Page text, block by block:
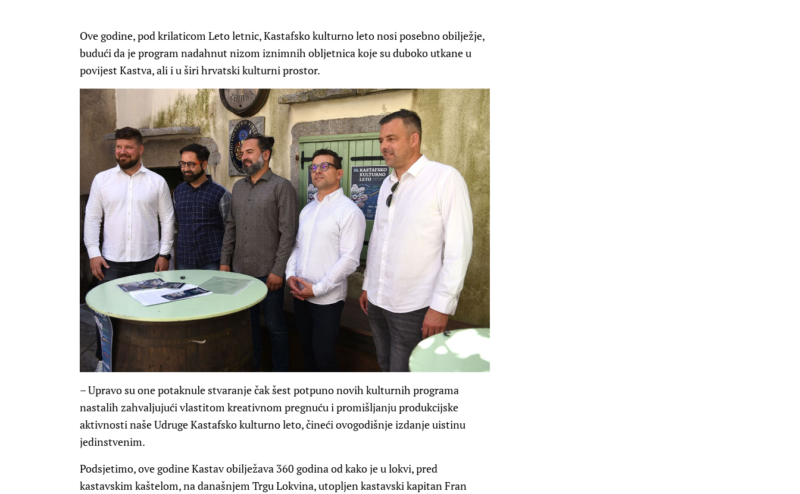
Ove godine, pod krilaticom Leto letnic, Kastafsko kulturno leto nosi posebno obilježje,
budući da je program nadahnut nizom iznimnih obljetnica koje su duboko utkane u
povijest Kastva, ali i u širi hrvatski kulturni prostor.
– Upravo su one potaknule stvaranje čak šest potpuno novih kulturnih programa
nastalih zahvaljujući vlastitom kreativnom pregnuću i promišljanju produkcijske
aktivnosti naše Udruge Kastafsko kulturno leto, čineći ovogodišnje izdanje uistinu
jedinstvenim.
Podsjetimo, ove godine Kastav obilježava 360 godina od kako je u lokvi, pred
kastavskim kaštelom, na današnjem Trgu Lokvina, utopljen kastavski kapitan Fran